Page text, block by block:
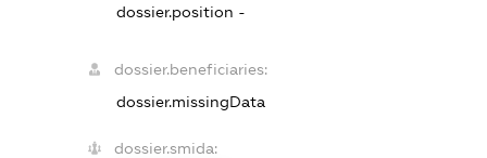
dossier.position -
dossier.beneficiaries:
dossier.missingData
dossier.smida: